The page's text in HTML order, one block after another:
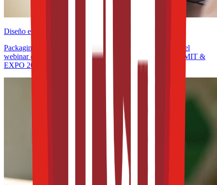
Diseño e innovación
Packaging y sostenibilidad en América Latina: participa en el
webinar de la WPO rumbo a THE FOOD TECH® | SUMMIT &
EXPO 2026